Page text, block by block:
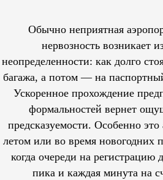
Обычно неприятная
нервозность возникает
неопределенности: как долго
багажа, а потом — на
Ускоренное прохождение
формальностей вернет
предсказуемости. Особенно это
летом или во время новогодних
когда очереди на регистрацию
пика и каждая минута на